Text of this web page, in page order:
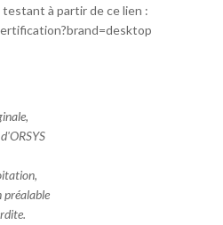
à partir de ce lien :
préalable